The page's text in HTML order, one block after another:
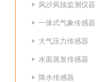
风沙风蚀监测仪器
一体式气象传感器
大气压力传感器
水面蒸发传感器
降水传感器